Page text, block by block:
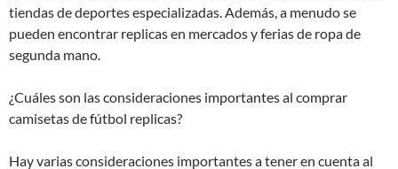
tiendas de deportes especializadas. Además, a menudo se
pueden encontrar replicas en mercados y ferias de ropa de
segunda mano.
¿Cuáles son las consideraciones importantes al comprar
camisetas de fútbol replicas?
Hay varias consideraciones importantes a tener en cuenta al